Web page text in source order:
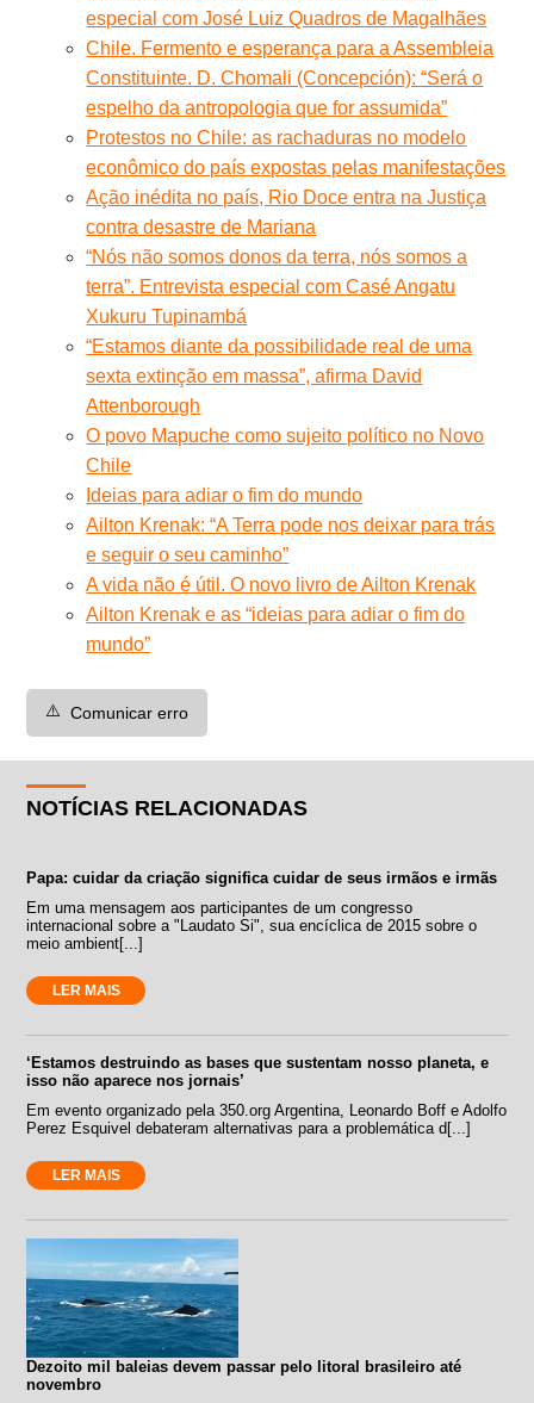
especial com José Luiz Quadros de Magalhães
Chile. Fermento e esperança para a Assembleia
Constituinte. D. Chomali (Concepción): “Será o
espelho da antropologia que for assumida”
Protestos no Chile: as rachaduras no modelo
econômico do país expostas pelas manifestações
Ação inédita no país, Rio Doce entra na Justiça
contra desastre de Mariana
“Nós não somos donos da terra, nós somos a
terra”. Entrevista especial com Casé Angatu
Xukuru Tupinambá
“Estamos diante da possibilidade real de uma
sexta extinção em massa”, afirma David
Attenborough
O povo Mapuche como sujeito político no Novo
Chile
Ideias para adiar o fim do mundo
Ailton Krenak: “A Terra pode nos deixar para trás
e seguir o seu caminho”
A vida não é útil. O novo livro de Ailton Krenak
Ailton Krenak e as “ideias para adiar o fim do
mundo”
⚠️ Comunicar erro
NOTÍCIAS RELACIONADAS
Papa: cuidar da criação significa cuidar de seus irmãos e irmãs
Em uma mensagem aos participantes de um congresso
internacional sobre a "Laudato Si", sua encíclica de 2015 sobre o
meio ambient[...]
LER MAIS
‘Estamos destruindo as bases que sustentam nosso planeta, e
isso não aparece nos jornais’
Em evento organizado pela 350.org Argentina, Leonardo Boff e Adolfo
Perez Esquivel debateram alternativas para a problemática d[...]
LER MAIS
Dezoito mil baleias devem passar pelo litoral brasileiro até
novembro